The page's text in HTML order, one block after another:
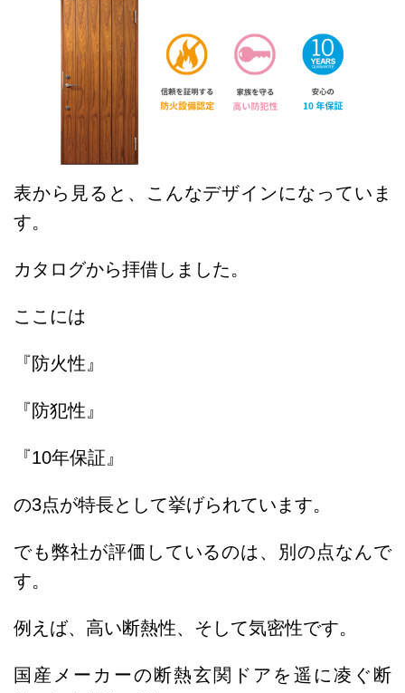
表から見ると、こんなデザインになっていま
す。
カタログから拝借しました。
ここには
『防火性』
『防犯性』
『10年保証』
の3点が特長として挙げられています。
でも弊社が評価しているのは、別の点なんで
す。
例えば、高い断熱性、そして気密性です。
国産メーカーの断熱玄関ドアを遥に凌ぐ断